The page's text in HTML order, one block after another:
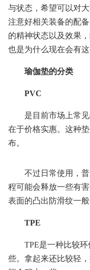
与状态，希望可以对
注意好相关装备的配
的精神状态以及效果
也是为什么现在会有
瑜伽垫的分类
PVC
是目前市场上常
在于价格实惠。这种
布。
不过日常使用，
程可能会释放一些有
表面的凸出防滑纹一般
TPE
TPE是一种比较
些。拿起来还比较轻